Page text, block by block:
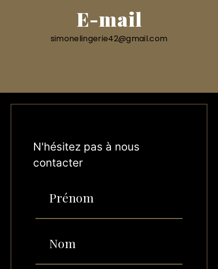
E-mail
simonelingerie42@gmail.com
N'hésitez pas à nous
contacter